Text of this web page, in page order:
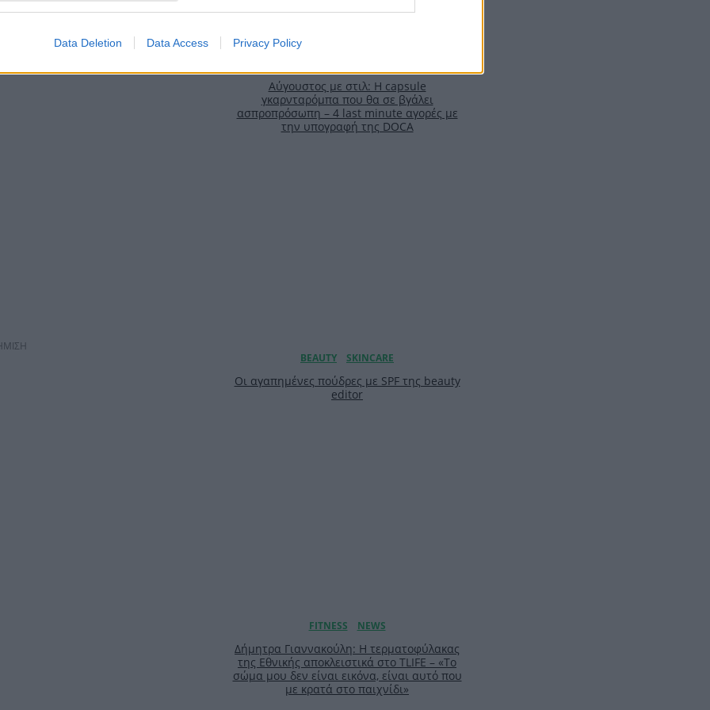
Data Deletion Data Access Privacy Policy
Αύγουστος με στιλ: Η capsule
γκαρνταρόμπα που θα σε βγάλει
ασπροπρόσωπη – 4 last minute αγορές με
την υπογραφή της DOCA
Οι αγαπημένες πούδρες με SPF της beauty
editor
Δήμητρα Γιαννακούλη: Η τερματοφύλακας
της Εθνικής αποκλειστικά στο TLIFE – «Το
σώμα μου δεν είναι εικόνα, είναι αυτό που
με κρατά στο παιχνίδι»